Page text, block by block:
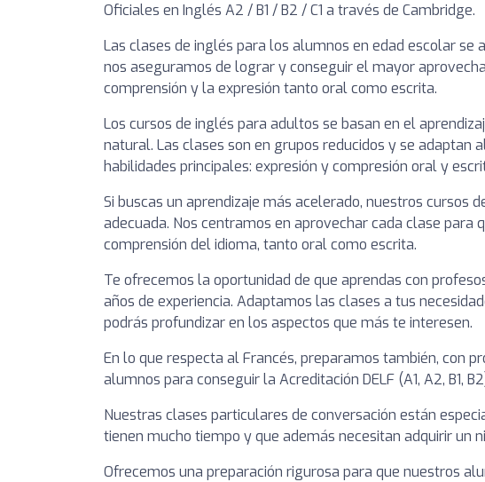
Oficiales en Inglés A2 / B1 / B2 / C1 a través de Cambridge.
Las clases de inglés para los alumnos en edad escolar se
nos aseguramos de lograr y conseguir el mayor
comprensión y la expresión tanto oral como escrita.
Los cursos de inglés para adultos se basan en el
natural. Las clases son en grupos reducidos y se adaptan
habilidades principales: expresión y compresión oral y
Si buscas un aprendizaje más acelerado, nuestros cursos
adecuada. Nos centramos en aprovechar cada clase para
comprensión del idioma, tanto oral como escrita.
Te ofrecemos la oportunidad de que aprendas con
años de experiencia. Adaptamos las clases a tus
podrás profundizar en los aspectos que más te interesen.
En lo que respecta al Francés, preparamos también, con
alumnos para conseguir la Acreditación DELF (A1, A2, B1,
Nuestras clases particulares de conversación están
tienen mucho tiempo y que además necesitan adquirir un
Ofrecemos una preparación rigurosa para que nuestros